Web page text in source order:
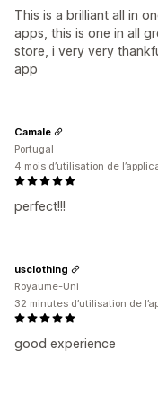
This is a brilliant all in
apps, this is one in all
store, i very very
app
perfect!!!
Camale
Portugal
4 mois d’utilisation de
good experience
usclothing
Royaume-Uni
32 minutes d’utilisation de